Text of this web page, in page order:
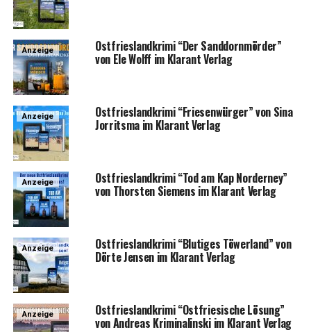
Anzeige Ost­fries­land­kri­mi “Der Sand­dorn­mör­der”
von Ele Wolff im Klar­ant Verlag
Anzeige Ost­fries­land­kri­mi “Frie­sen­wür­ger” von Sina
Jor­rit­s­ma im Klar­ant Verlag
Anzeige Ost­fries­land­kri­mi “Tod am Kap Nor­der­ney”
von Thors­ten Sie­mens im Klar­ant Verlag
Anzeige Ost­fries­land­kri­mi “Blu­ti­ges Töwer­land” von
Dör­te Jen­sen im Klar­ant Verlag
Anzeige Ost­fries­land­kri­mi “Ost­frie­si­sche Lösung”
von Andre­as Kri­mi­nal­in­ski im Klar­ant Verlag